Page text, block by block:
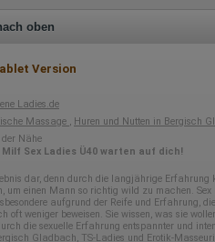
Hotjar kann auch im Rahmen
die auf unserer Website
Informationen verarbeiten.
oben
Version
Ladies.de
Massage
Huren und Nutten in Bergisch
Nähe
Sex Ladies Ü40 warten auf dich!
dar, denn durch die langjährige Erfahrung
um einen Mann so richtig wild zu machen. Sex
aufgrund der Reife und Erfahrung,
oft weniger beweisen. Sie wissen, was sie
die sexuelle Erfahrung entspannter und
Gladbach, TS-Ladies und Erotik-